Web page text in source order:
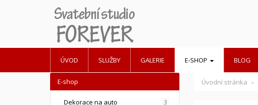
ÚVOD SLUŽBY GALERIE E-SHOP BLOG
Úvodní stránka
E-shop
Dekorace na auto 3